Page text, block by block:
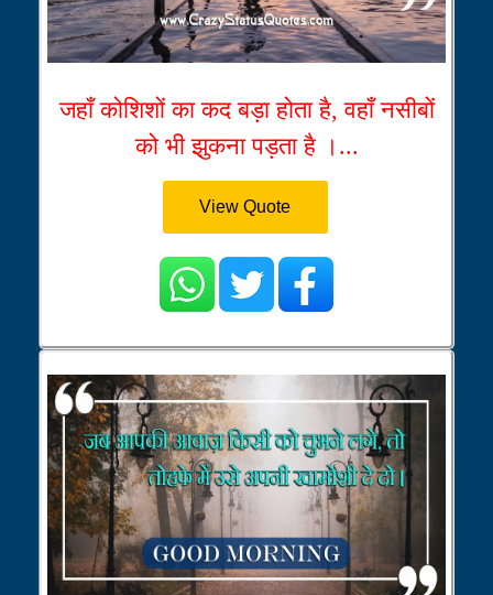
जहाँ कोशिशों का कद बड़ा होता है, वहाँ नसीबों
को भी झुकना पड़ता है ।...
View Quote